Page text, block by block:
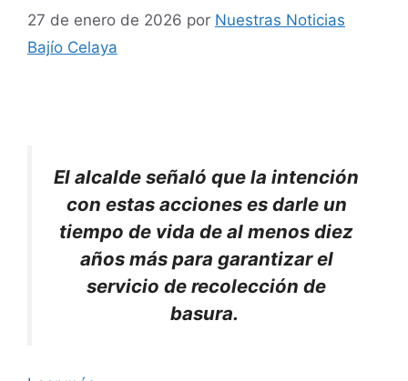
27 de enero de 2026 por Nuestras Noticias
Bajío Celaya
El alcalde señaló que la intención
con estas acciones es darle un
tiempo de vida de al menos diez
años más para garantizar el
servicio de recolección de
basura.